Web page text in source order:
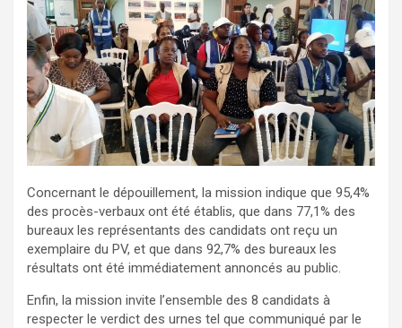
Concernant le dépouillement, la mission indique que 95,4%
des procès-verbaux ont été établis, que dans 77,1% des
bureaux les représentants des candidats ont reçu un
exemplaire du PV, et que dans 92,7% des bureaux les
résultats ont été immédiatement annoncés au public.
Enfin, la mission invite l’ensemble des 8 candidats à
respecter le verdict des urnes tel que communiqué par le